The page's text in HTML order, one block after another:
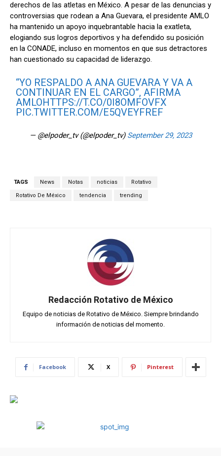
derechos de las atletas en México. A pesar de las denuncias y
controversias que rodean a Ana Guevara, el presidente AMLO
ha mantenido un apoyo inquebrantable hacia la exatleta,
elogiando sus logros deportivos y ha defendido su posición
en la CONADE, incluso en momentos en que sus detractores
han cuestionado su capacidad de liderazgo.
“YO RESPALDO A ANA GUEVARA Y VA A
CONTINUAR EN EL CARGO”, AFIRMA
AMLOHTTPS://T.CO/0I8OMFOVFX
PIC.TWITTER.COM/E5QVEYFREF
— @elpoder_tv (@elpoder_tv) September 29, 2023
TAGS News Notas noticias Rotativo
Rotativo De México tendencia trending
Redacción Rotativo de México
Equipo de noticias de Rotativo de México. Siempre brindando
información de noticias del momento.
Facebook X Pinterest